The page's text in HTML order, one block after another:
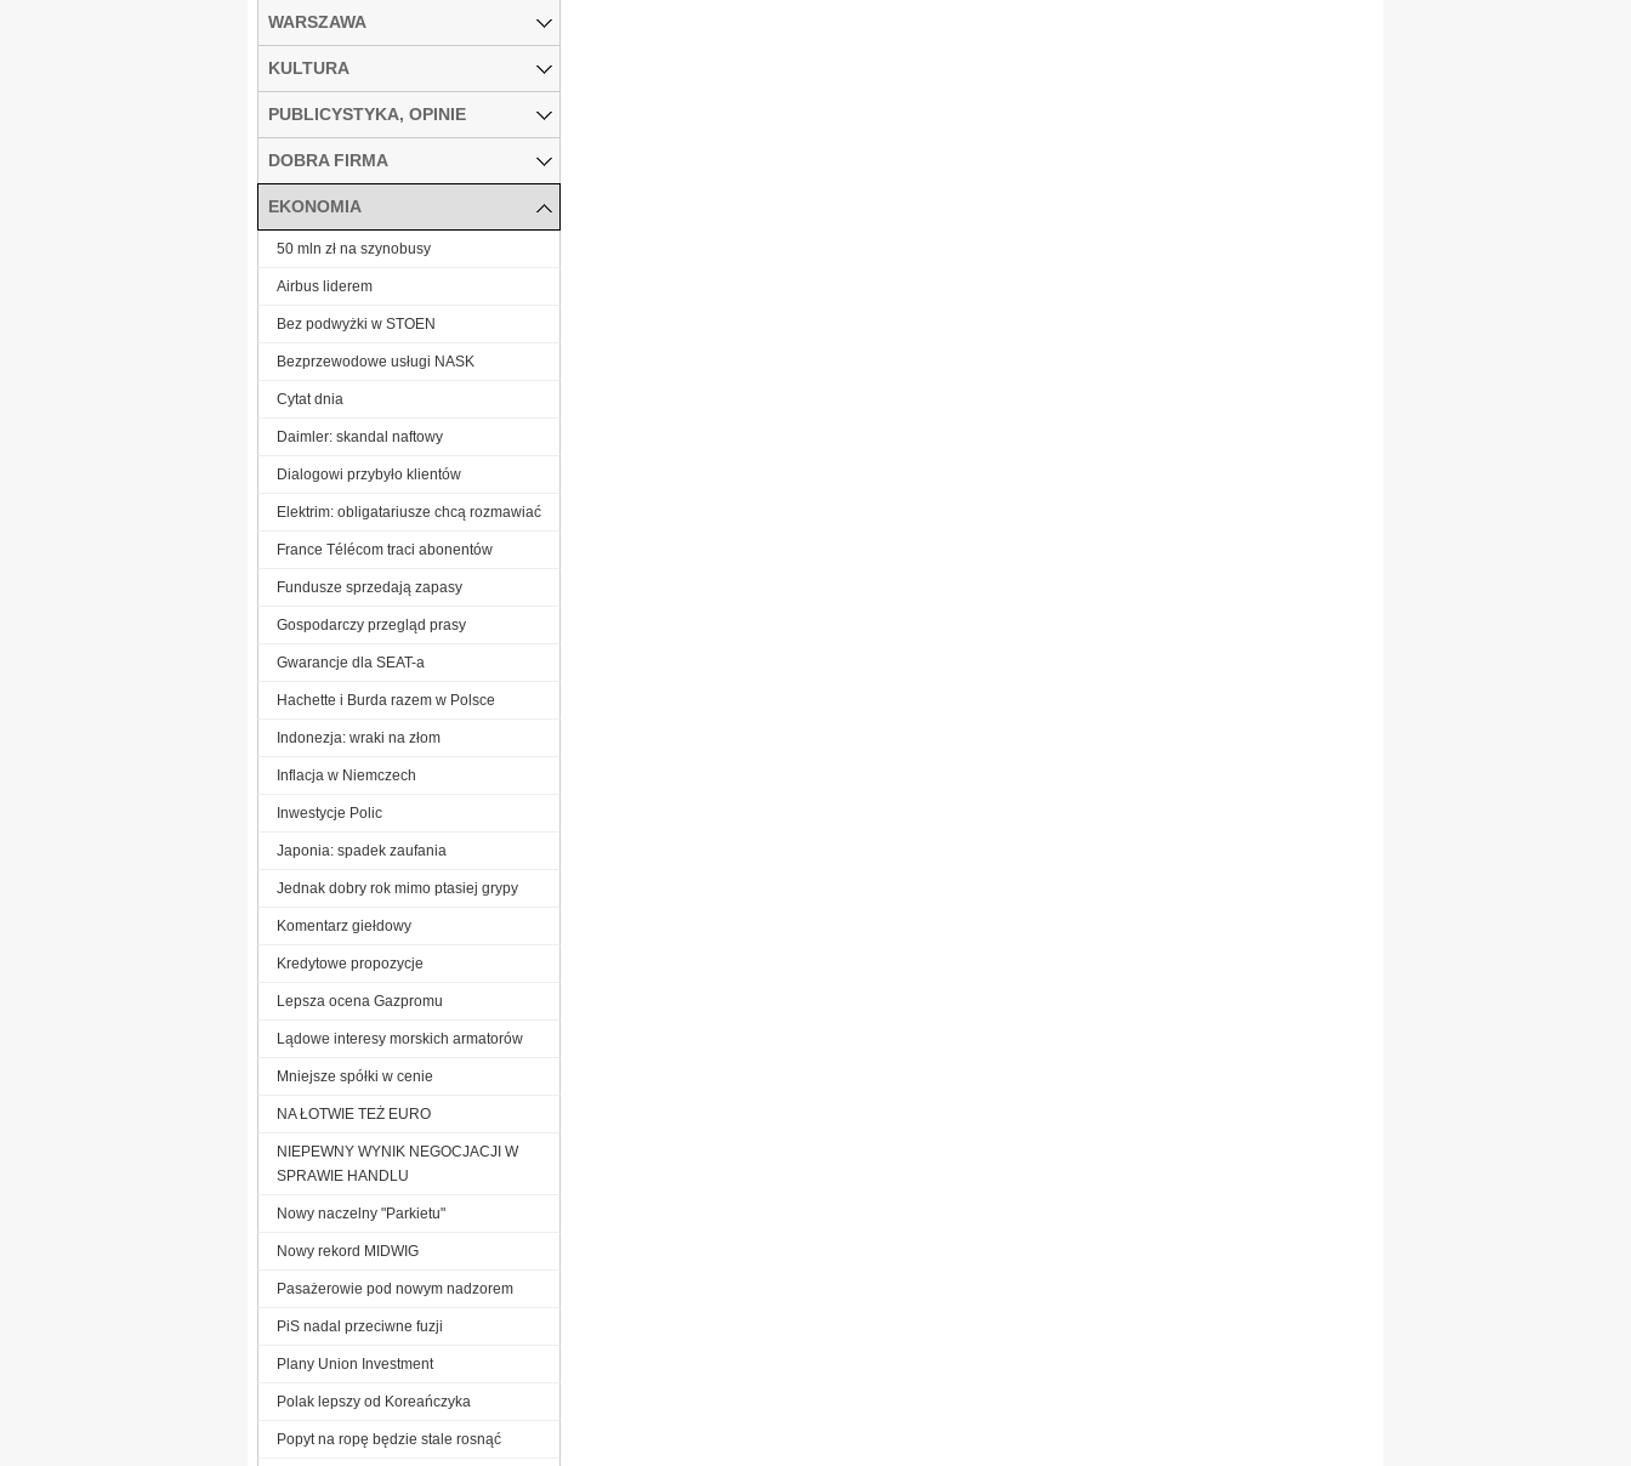
WARSZAWA
KULTURA
PUBLICYSTYKA, OPINIE
DOBRA FIRMA
EKONOMIA
50 mln zł na szynobusy
Airbus liderem
Bez podwyżki w STOEN
Bezprzewodowe usługi NASK
Cytat dnia
Daimler: skandal naftowy
Dialogowi przybyło klientów
Elektrim: obligatariusze chcą rozmawiać
France Télécom traci abonentów
Fundusze sprzedają zapasy
Gospodarczy przegląd prasy
Gwarancje dla SEAT-a
Hachette i Burda razem w Polsce
Indonezja: wraki na złom
Inflacja w Niemczech
Inwestycje Polic
Japonia: spadek zaufania
Jednak dobry rok mimo ptasiej grypy
Komentarz giełdowy
Kredytowe propozycje
Lepsza ocena Gazpromu
Lądowe interesy morskich armatorów
Mniejsze spółki w cenie
NA ŁOTWIE TEŻ EURO
NIEPEWNY WYNIK NEGOCJACJI W
SPRAWIE HANDLU
Nowy naczelny "Parkietu"
Nowy rekord MIDWIG
Pasażerowie pod nowym nadzorem
PiS nadal przeciwne fuzji
Plany Union Investment
Polak lepszy od Koreańczyka
Popyt na ropę będzie stale rosnąć